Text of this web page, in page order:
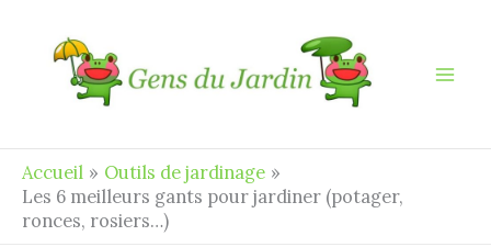
Accueil
Outils de jardinage
Les 6 meilleurs gants pour jardiner (potager,
ronces, rosiers…)